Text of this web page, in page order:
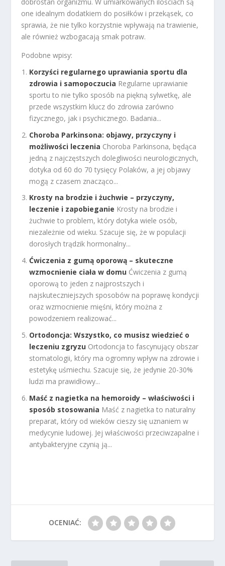
one idealnym dodatkiem do posiłków i przekąsek, co
sprawia, że nie tylko korzystnie wpływają na trawienie,
ale również wzbogacają smak potraw.
Podobne wpisy:
Korzyści regularnego uprawiania sportu dla
zdrowia i samopoczucia Regularne uprawianie
sportu to nie tylko sposób na piękną sylwetkę, ale
przede wszystkim klucz do zdrowia zarówno
fizycznego, jak i psychicznego. Badania...
Choroba Parkinsona: objawy, przyczyny i
możliwości leczenia Choroba Parkinsona, będąca
jedną z najczęstszych dolegliwości neurologicznych,
dotyka od 60 do 70 tysięcy Polaków, a jej objawy
mogą z czasem znacząco...
Krosty na brodzie i żuchwie – przyczyny,
leczenie i zapobieganie Krosty na brodzie i
żuchwie to problem, który dotyka wiele osób,
niezależnie od wieku. Szacuje się, że w populacji
dorosłych trądzik hormonalny...
Ćwiczenia z gumą oporową – skuteczne
wzmocnienie ciała w domu Ćwiczenia z gumą
oporową to jeden z najprostszych i
najskuteczniejszych sposobów na poprawę kondycji
oraz wzmocnienie mięśni, który można z
powodzeniem realizować...
Ortodoncja: Wszystko, co musisz wiedzieć o
leczeniu zgryzu Ortodoncja to fascynujący obszar
stomatologii, który ma ogromny wpływ na zdrowie i
estetykę uśmiechu. Szacuje się, że jedynie 20-30%
ludzi ma prawidłowy...
Maść z nagietka na hemoroidy – właściwości i
sposób stosowania Maść z nagietka to naturalny
preparat, który od wieków cieszy się uznaniem w
medycynie ludowej. Jej właściwości przeciwzapalne i
antybakteryjne czynią ją...
OCENIAĆ: